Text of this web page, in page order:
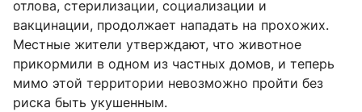
отлова, стерилизации, социализации и
вакцинации, продолжает нападать на прохожих.
Местные жители утверждают, что животное
прикормили в одном из частных домов, и теперь
мимо этой территории невозможно пройти без
риска быть укушенным.